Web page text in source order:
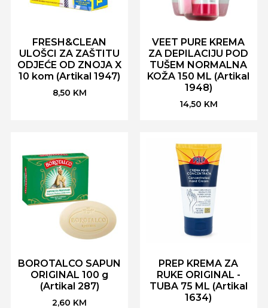
FRESH&CLEAN
ULOŠCI ZA ZAŠTITU
ODJEĆE OD ZNOJA X
10 kom (Artikal 1947)
8,50 KM
VEET PURE KREMA
ZA DEPILACIJU POD
TUŠEM NORMALNA
KOŽA 150 ML (Artikal
1948)
14,50 KM
BOROTALCO SAPUN
ORIGINAL 100 g
(Artikal 287)
2,60 KM
PREP KREMA ZA
RUKE ORIGINAL -
TUBA 75 ML (Artikal
1634)